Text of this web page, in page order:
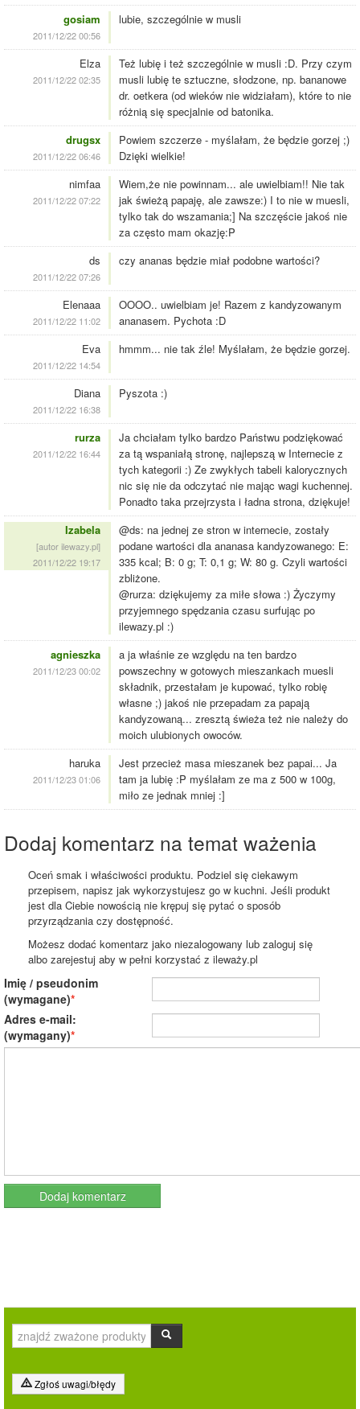
gosiam
2011/12/22 00:56
lubie, szczególnie w musli
Elza
2011/12/22 02:35
Też lubię i też szczególnie w musli :D. Przy czym
musli lubię te sztuczne, słodzone, np. bananowe
dr. oetkera (od wieków nie widziałam), które to nie
różnią się specjalnie od batonika.
drugsx
2011/12/22 06:46
Powiem szczerze - myślałam, że będzie gorzej ;)
Dzięki wielkie!
nimfaa
2011/12/22 07:22
Wiem,że nie powinnam... ale uwielbiam!! Nie tak
jak świeżą papaję, ale zawsze:) I to nie w muesli,
tylko tak do wszamania;] Na szczęście jakoś nie
za często mam okazję:P
ds
2011/12/22 07:26
czy ananas będzie miał podobne wartości?
Elenaaa
2011/12/22 11:02
OOOO.. uwielbiam je! Razem z kandyzowanym
ananasem. Pychota :D
Eva
2011/12/22 14:54
hmmm... nie tak źle! Myślałam, że będzie gorzej.
Diana
2011/12/22 16:38
Pyszota :)
rurza
2011/12/22 16:44
Ja chciałam tylko bardzo Państwu podziękować
za tą wspaniałą stronę, najlepszą w Internecie z
tych kategorii :) Ze zwykłych tabeli kalorycznych
nic się nie da odczytać nie mając wagi kuchennej.
Ponadto taka przejrzysta i ładna strona, dziękuje!
Izabela
[autor ilewazy.pl]
2011/12/22 19:17
@ds: na jednej ze stron w internecie, zostały
podane wartości dla ananasa kandyzowanego: E:
335 kcal; B: 0 g; T: 0,1 g; W: 80 g. Czyli wartości
zbliżone.
@rurza: dziękujemy za miłe słowa :) Życzymy
przyjemnego spędzania czasu surfując po
ilewazy.pl :)
agnieszka
2011/12/23 00:02
a ja właśnie ze względu na ten bardzo
powszechny w gotowych mieszankach muesli
składnik, przestałam je kupować, tylko robię
własne ;) jakoś nie przepadam za papają
kandyzowaną... zresztą świeża też nie należy do
moich ulubionych owoców.
haruka
2011/12/23 01:06
Jest przecież masa mieszanek bez papai... Ja
tam ja lubię :P myślałam ze ma z 500 w 100g,
miło ze jednak mniej :]
Dodaj komentarz na temat ważenia
Oceń smak i właściwości produktu. Podziel się ciekawym
przepisem, napisz jak wykorzystujesz go w kuchni. Jeśli produkt
jest dla Ciebie nowością nie krępuj się pytać o sposób
przyrządzania czy dostępność.
Możesz dodać komentarz jako niezalogowany lub zaloguj się
albo zarejestuj aby w pełni korzystać z ileważy.pl
Imię / pseudonim
(wymagane)
Adres e-mail:
(wymagany)
Zgłoś uwagi/błędy